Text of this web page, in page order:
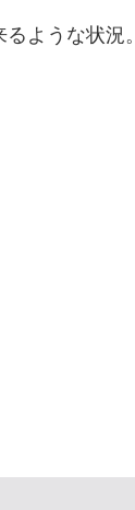
ような状況。